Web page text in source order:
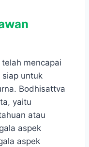
mencapai
untuk
Bodhisattva
yaitu
atau
aspek
aspek